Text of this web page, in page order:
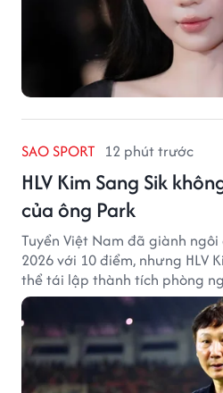
SAO SPORT 12 phút trước
HLV Kim Sang Sik
của ông Park
Tuyển Việt Nam đã giành ngôi
2026 với 10 điểm, nhưng HLV
thể tái lập thành tích phòng
Seo từng tạo ra.